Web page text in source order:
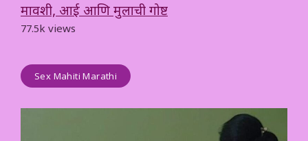
मावशी, आई आणि मुलाची गोष्ट
77.5k views
Sex Mahiti Marathi